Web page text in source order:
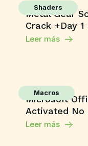
Shaders
Metal Gear
Crack +Day
Leer más
Macros
Microsoft
Activated No
Leer más